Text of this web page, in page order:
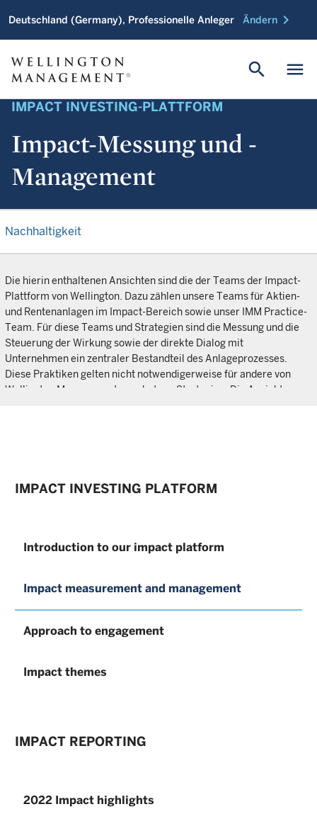
Deutschland (Germany), Professionelle Anleger Ändern chevron_right
menu
search
IMPACT INVESTING-PLATTFORM
Impact-Messung und -
Management
Nachhaltigkeit
Die hierin enthaltenen Ansichten sind die der Teams der Impact-
Plattform von Wellington. Dazu zählen unsere Teams für Aktien-
und Rentenanlagen im Impact-Bereich sowie unser IMM Practice-
Team. Für diese Teams und Strategien sind die Messung und die
Steuerung der Wirkung sowie der direkte Dialog mit
Unternehmen ein zentraler Bestandteil des Anlageprozesses.
Diese Praktiken gelten nicht notwendigerweise für andere von
Wellington Management angebotene Strategien. Die Ansichten
steigen oder sinken. Von externen Anbietern stammende Daten
IMPACT INVESTING PLATFORM
Introduction to our impact platform
Impact measurement and management
Approach to engagement
Impact themes
IMPACT REPORTING
2022 Impact highlights